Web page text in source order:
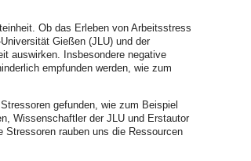
Ob das Erleben von Arbeitsstress
Gießen (JLU) und der
auswirken. Insbesondere negative
empfunden werden, wie zum
gefunden, wie zum Beispiel
Wissenschaftler der JLU und Erstautor
rauben uns die Ressourcen